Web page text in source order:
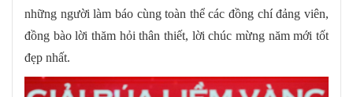
những người làm báo cùng toàn thể các đồng chí đảng viên,
đồng bào lời thăm hỏi thân thiết, lời chúc mừng năm mới tốt
đẹp nhất.